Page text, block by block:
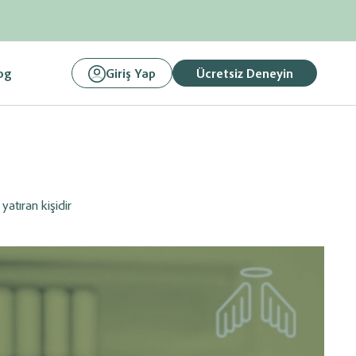
Ödemelerinizi Tahsil Edin
Ön Muhasebe sisteminize entegre istediğiniz banka
altyapısı üzerinden tahsilatlarınız yapabilirsiniz.
Hemen Başlayın
Fatura
bilgilerini
Giriş Yap Ücretsiz Deneyin
kişidir